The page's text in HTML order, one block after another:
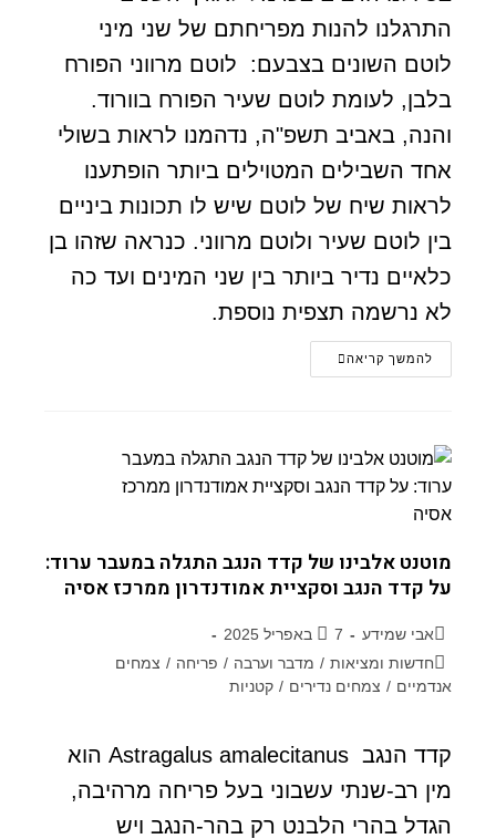
התרגלנו להנות מפריחתם של שני מיני
לוטם השונים בצבעם: לוטם מרווני הפורח
בלבן, לעומת לוטם שעיר הפורח בוורוד.
והנה, באביב תשפ"ה, נדהמנו לראות בשולי
אחד השבילים המטוילים ביותר הופתענו
לראות שיח של לוטם שיש לו תכונות ביניים
בין לוטם שעיר ולוטם מרווני. כנראה שזהו בן
כלאיים נדיר ביותר בין שני המינים ועד כה
לא נרשמה תצפית נוספת.
להמשך קריאה
מוטנט אלבינו של קדד הנגב התגלה במעבר ערוד:
על קדד הנגב וסקציית אמודנדרון ממרכז אסיה
אבי שמידע
7 באפריל 2025
חדשות ומציאות / מדבר וערבה / פריחה / צמחים
אנדמיים / צמחים נדירים / קטניות
קדד הנגב Astragalus amalecitanus הוא
מין רב-שנתי עשבוני בעל פריחה מרהיבה,
הגדל בהרי הלבנט רק בהר-הנגב ויש